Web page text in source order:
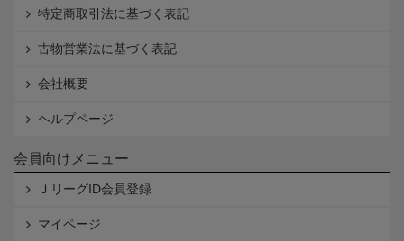
特定商取引法に基づく表記
古物営業法に基づく表記
会社概要
ヘルプページ
会員向けメニュー
ＪリーグID会員登録
マイページ